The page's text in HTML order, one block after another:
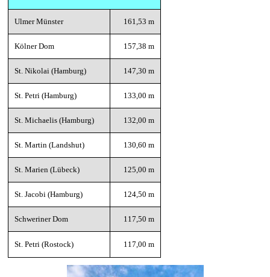
Ulmer Münster 161,53 m
Kölner Dom 157,38 m
St. Nikolai (Hamburg) 147,30 m
St. Petri (Hamburg) 133,00 m
St. Michaelis (Hamburg) 132,00 m
St. Martin (Landshut) 130,60 m
St. Marien (Lübeck) 125,00 m
St. Jacobi (Hamburg) 124,50 m
Schweriner Dom 117,50 m
St. Petri (Rostock) 117,00 m